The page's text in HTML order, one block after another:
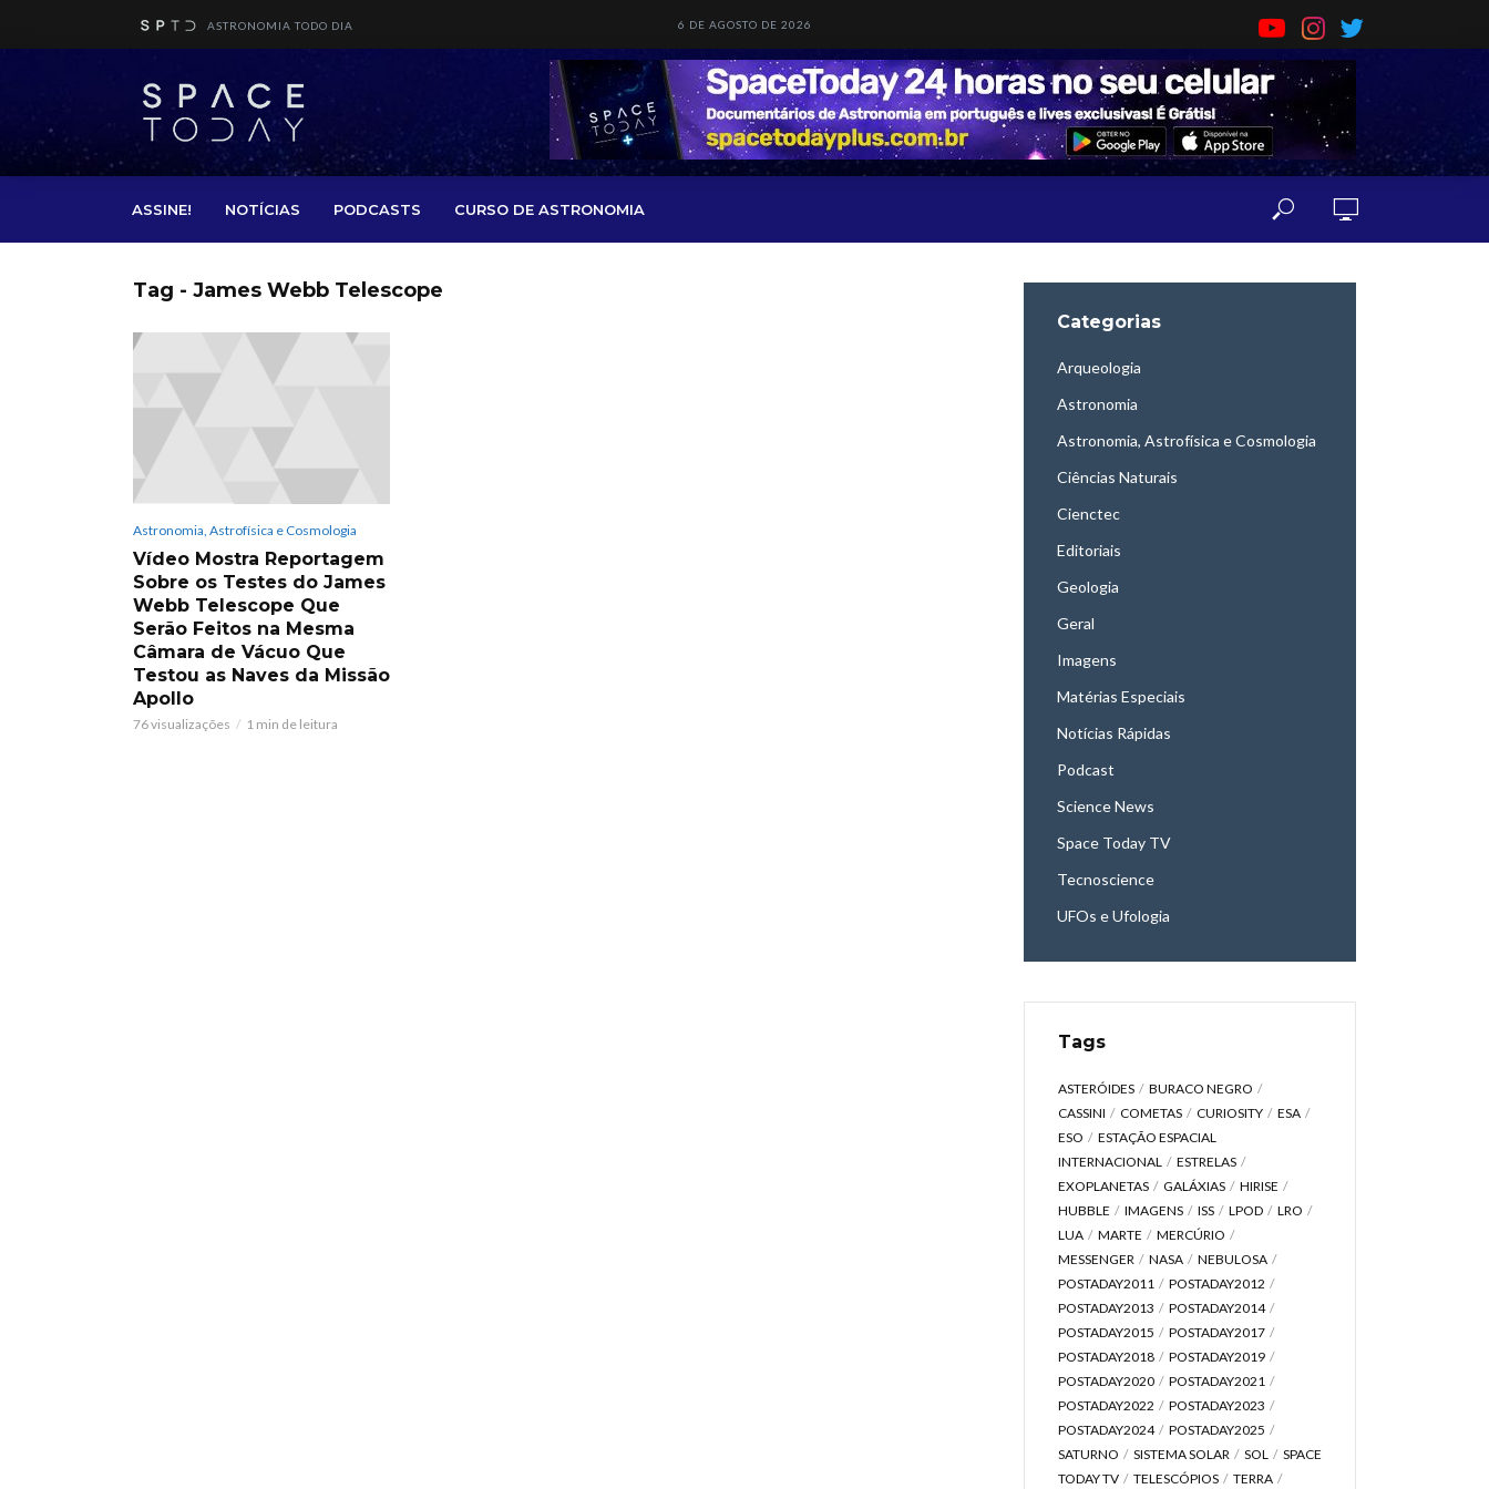
ASTRONOMIA TODO DIA 6 DE AGOSTO DE 2026
ASSINE! NOTÍCIAS PODCASTS CURSO DE ASTRONOMIA
Tag - James Webb Telescope
Astronomia, Astrofísica e Cosmologia
Vídeo Mostra Reportagem
Sobre os Testes do James
Webb Telescope Que
Serão Feitos na Mesma
Câmara de Vácuo Que
Testou as Naves da Missão
Apollo
76 visualizações 1 min de leitura
Categorias
Arqueologia
Astronomia
Astronomia, Astrofísica e Cosmologia
Ciências Naturais
Cienctec
Editoriais
Geologia
Geral
Imagens
Matérias Especiais
Notícias Rápidas
Podcast
Science News
Space Today TV
Tecnoscience
UFOs e Ufologia
Tags
ASTERÓIDES
BURACO NEGRO
CASSINI
COMETAS CURIOSITY
ESA
ESO
ESTAÇÃO ESPACIAL
INTERNACIONAL
ESTRELAS
EXOPLANETAS
GALÁXIAS
HIRISE
HUBBLE
IMAGENS ISS LPOD
LRO
LUA
MARTE
MERCÚRIO
MESSENGER
NASA
NEBULOSA
POSTADAY2011
POSTADAY2012
POSTADAY2013
POSTADAY2014
POSTADAY2015
POSTADAY2017
POSTADAY2018
POSTADAY2019
POSTADAY2020
POSTADAY2021
POSTADAY2022
POSTADAY2023
POSTADAY2024
POSTADAY2025
SATURNO
SISTEMA SOLAR SOL
SPACE
TODAY TV
TELESCÓPIOS TERRA